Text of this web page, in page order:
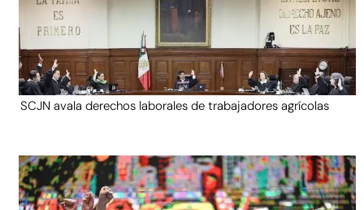
SCJN avala derechos laborales de trabajadores agrícolas